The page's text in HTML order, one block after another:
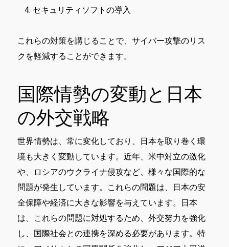
セキュリティソフトの導入
これらの対策を講じることで、サイバー攻撃のリス
クを軽減することができます。
国際情勢の変動と日本
の外交戦略
世界情勢は、常に変化しており、日本を取り巻く環
境も大きく変動しています。近年、米中対立の激化
や、ロシアのウクライナ侵攻など、様々な国際的な
問題が発生しています。これらの問題は、日本の安
全保障や経済に大きな影響を与えています。日本
は、これらの問題に対処するため、外交努力を強化
し、国際社会との連携を深める必要があります。特